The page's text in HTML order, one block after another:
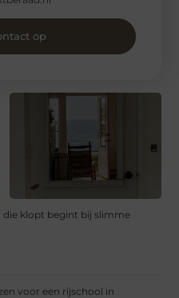
die klopt begint bij slimme
voor een rijschool in
op